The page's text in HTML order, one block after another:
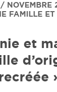
/
FAMILLE
et